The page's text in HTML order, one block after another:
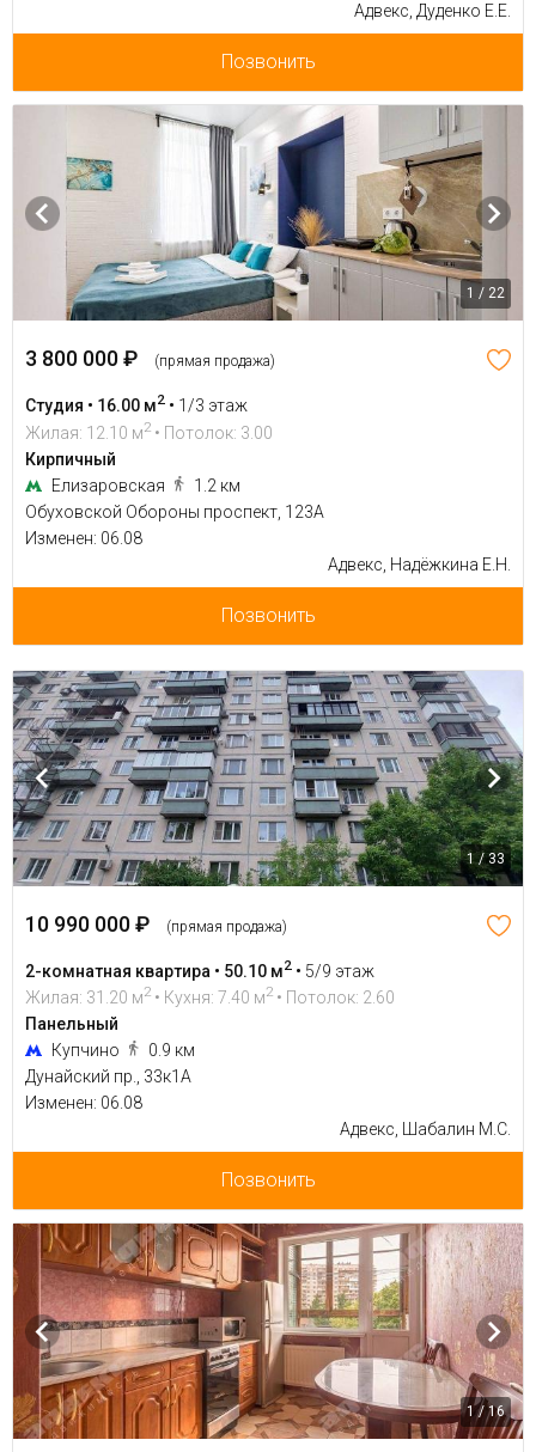
Адвекс, Дуденко Е.Е.
Позвонить
1 / 22
3 800 000 ₽ (прямая продажа)
Студия • 16.00 м2 • 1/3 этаж
Жилая: 12.10 м2 • Потолок: 3.00
Кирпичный
Елизаровская
1.2 км
Обуховской Обороны проспект, 123А
Изменен: 06.08
Адвекс, Надёжкина Е.Н.
Позвонить
1 / 33
10 990 000 ₽ (прямая продажа)
2-комнатная квартира • 50.10 м2 • 5/9 этаж
Жилая: 31.20 м2 • Кухня: 7.40 м2 • Потолок: 2.60
Панельный
Купчино
0.9 км
Дунайский пр., 33к1А
Изменен: 06.08
Адвекс, Шабалин М.С.
Позвонить
1 / 16